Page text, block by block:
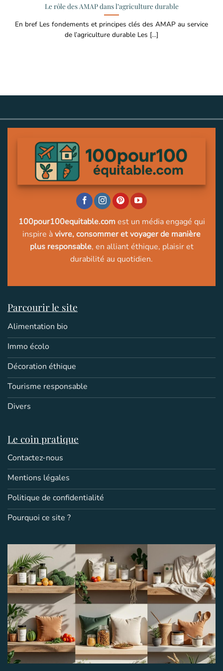
Le rôle des AMAP dans l’agriculture durable
En bref Les fondements et principes clés des AMAP au service
de l’agriculture durable Les [...]
100pour100equitable.comest un média engagé qui
inspire àvivre, consommer et voyager de manière
plus responsable, en alliant éthique, plaisir et
durabilité au quotidien.
Parcourir le site
Alimentation bio
Immo écolo
Décoration éthique
Tourisme responsable
Divers
Le coin pratique
Contactez-nous
Mentions légales
Politique de confidentialité
Pourquoi ce site ?